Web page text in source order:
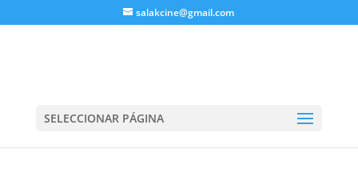
salakcine@gmail.com
SELECCIONAR PÁGINA